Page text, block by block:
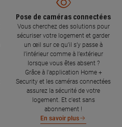
Pose de caméras connectées
Vous cherchez des solutions pour
sécuriser votre logement et garder
un œil sur ce qu’il s’y passe à
l’intérieur comme à l’extérieur
lorsque vous êtes absent ?
Grâce à l'application Home +
Security et les caméras connectées
assurez la sécurité de votre
logement. Et c'est sans
abonnement !
En savoir plus